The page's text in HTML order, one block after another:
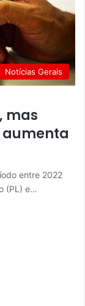
Notícias Gerais
mas
entre 2022
(PL) e…